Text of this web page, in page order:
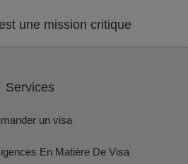
une mission critique
Services
un visa
En Matière De Visa